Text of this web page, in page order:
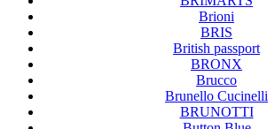
Brioni
BRIS
British passport
BRONX
Brucco
Brunello Cucinelli
BRUNOTTI